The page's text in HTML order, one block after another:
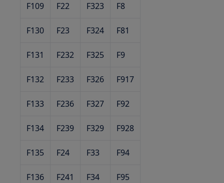
F109 F22 F323 F8
F130 F23 F324 F81
F131 F232 F325 F9
F132 F233 F326 F917
F133 F236 F327 F92
F134 F239 F329 F928
F135 F24 F33 F94
F136 F241 F34 F95